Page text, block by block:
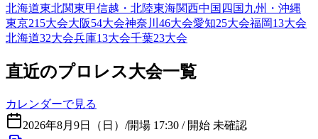
北海道東北関東甲信越・北陸東海関西中国 四国九州・沖縄
東京215大会大阪54大会神奈川 46大会愛知25大会福岡13大会
北海道32大会兵庫13大会千葉23大会
直近のプロレス大会一覧
カレンダーで見る
2026年8月9日（日） /開場 17:30 / 開始 未確認